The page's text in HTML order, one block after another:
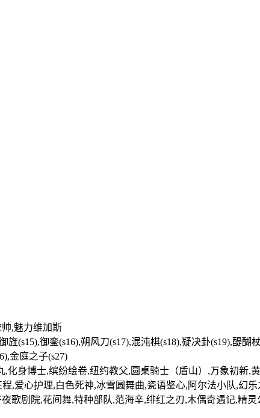
,魅力维加斯
(s15),御銮(s16),朔风刀(s17),混沌棋(s18),疑决卦(s19),醍醐
金庭之子(s27)
身博士,缤纷绘卷,纽约教父,圆桌骑士（盾山）,万象初新,
,爱心护理,白色死神,冰雪圆舞曲,瓷语鉴心,阿尔法小队,幻
歌剧院,花间舞,特种部队,范海辛,绯红之刃,木偶奇遇记,精